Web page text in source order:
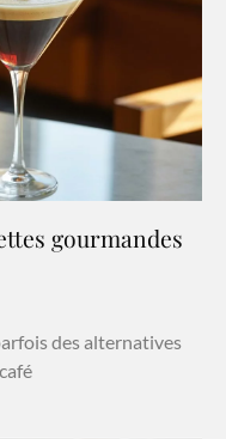
gourmandes
des alternatives